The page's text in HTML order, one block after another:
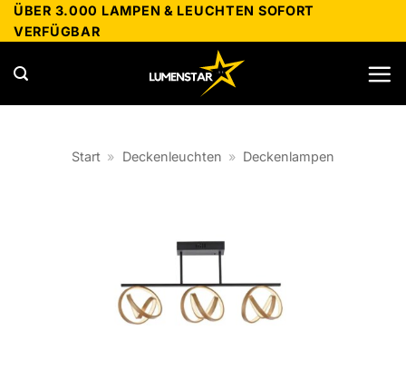
Zum
Inhalt
springen
ÜBER 3.000 LAMPEN & LEUCHTEN SOFORT
VERFÜGBAR
Start » Deckenleuchten » Deckenlampen